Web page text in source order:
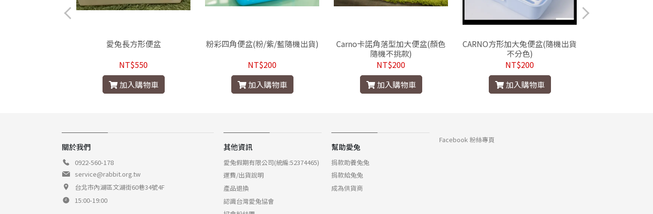
愛兔長方形便盆
NT$550
加入購物車
粉彩四角便盆(粉/紫/藍隨機出貨)
NT$200
加入購物車
Carno卡諾角落型加大便盆(顏色
隨機不挑款)
NT$200
加入購物車
CARNO方形加大兔便盆(隨機出貨
不分色)
NT$200
加入購物車
關於我們
0922-560-178
service@rabbit.org.tw
台北市內湖區文湖街60巷34號4F
15:00-19:00
其他資訊
愛兔假期有限公司(統編:52374465)
運費/出貨說明
產品退換
認識台灣愛兔協會
幫助愛兔
捐款助養兔兔
捐款給兔兔
成為供貨商
Facebook 粉絲專頁